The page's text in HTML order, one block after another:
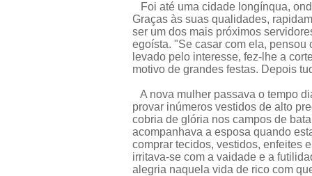
Foi até uma cidade longínqua,
Graças às suas qualidades,
ser um dos mais próximos
egoísta. "Se casar com ela, pensou
levado pelo interesse, fez-lhe a
motivo de grandes festas. Depois
A nova mulher passava o tempo
provar inúmeros vestidos de alto
cobria de glória nos campos de
acompanhava a esposa quando
comprar tecidos, vestidos, enfeites
irritava-se com a vaidade e a
alegria naquela vida de rico com